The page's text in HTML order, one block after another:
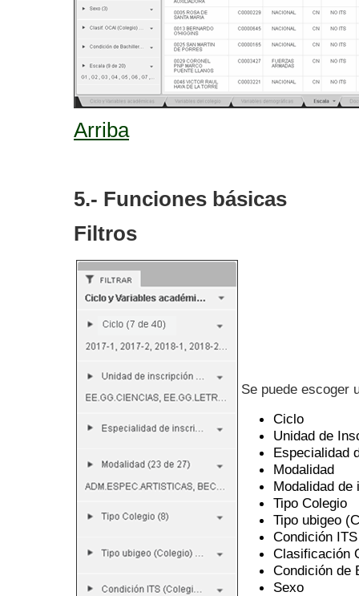
Arriba
5.- Funciones básicas
Filtros
Se puede escoger
Ciclo
Unidad de
Especialidad
Modalidad
Modalidad de
Tipo Colegio
Tipo ubigeo
Condición
Clasificación
Condición de
Sexo